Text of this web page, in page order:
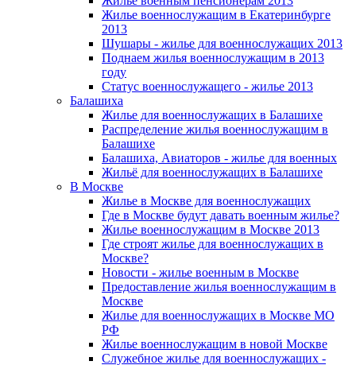
Жилье военнослужащим в Екатеринбурге
2013
Шушары - жилье для военнослужащих 2013
Поднаем жилья военнослужащим в 2013
году
Статус военнослужащего - жилье 2013
Балашиха
Жилье для военнослужащих в Балашихе
Распределение жилья военнослужащим в
Балашихе
Балашиха, Авиаторов - жилье для военных
Жильё для военнослужащих в Балашихе
В Москве
Жилье в Москве для военнослужащих
Где в Москве будут давать военным жилье?
Жилье военнослужащим в Москве 2013
Где строят жилье для военнослужащих в
Москве?
Новости - жилье военным в Москве
Предоставление жилья военнослужащим в
Москве
Жилье для военнослужащих в Москве МО
РФ
Жилье военнослужащим в новой Москве
Служебное жилье для военнослужащих -